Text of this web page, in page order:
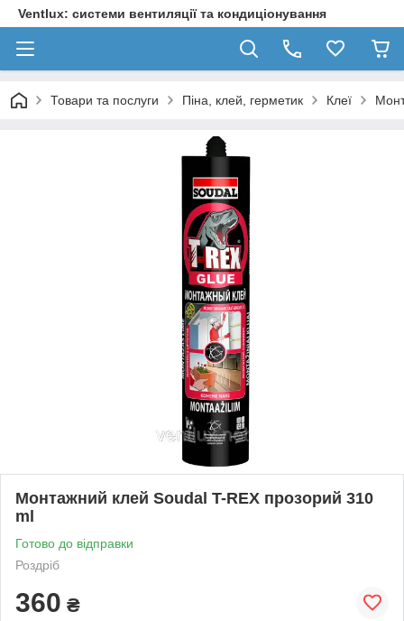
Ventlux: системи вентиляції та кондиціонування
Товари та послуги Піна, клей, герметик Клеї
Монтажний клей Soudal T-REX прозорий 310
ml
Готово до відправки
Роздріб
360 ₴